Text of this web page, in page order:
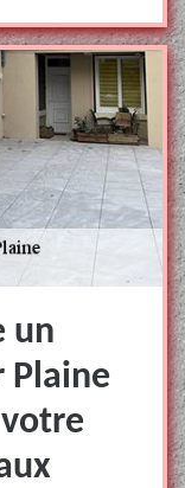
un
Plaine
votre